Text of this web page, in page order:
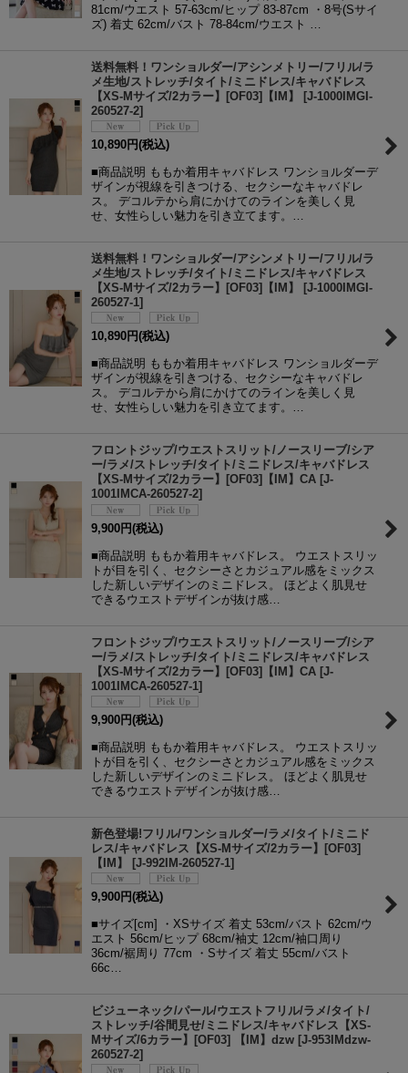
81cm/ウエスト 57-63cm/ヒップ 83-87cm ・8号(Sサイ
ズ) 着丈 62cm/バスト 78-84cm/ウエスト …
送料無料！ワンショルダー/アシンメトリー/フリル/ラ
メ生地/ストレッチ/タイト/ミニドレス/キャバドレス
【XS-Mサイズ/2カラー】[OF03]【IM】
[J-1000IMGI-
260527-2]
10,890 円(税込)
■商品説明 ももか着用キャバドレス ワンショルダーデ
ザインが視線を引きつける、セクシーなキャバドレ
ス。 デコルテから肩にかけてのラインを美しく見
せ、女性らしい魅力を引き立てます。…
送料無料！ワンショルダー/アシンメトリー/フリル/ラ
メ生地/ストレッチ/タイト/ミニドレス/キャバドレス
【XS-Mサイズ/2カラー】[OF03]【IM】
[J-1000IMGI-
260527-1]
10,890 円(税込)
■商品説明 ももか着用キャバドレス ワンショルダーデ
ザインが視線を引きつける、セクシーなキャバドレ
ス。 デコルテから肩にかけてのラインを美しく見
せ、女性らしい魅力を引き立てます。…
フロントジップ/ウエストスリット/ノースリーブ/シア
ー/ラメ/ストレッチ/タイト/ミニドレス/キャバドレス
【XS-Mサイズ/2カラー】[OF03]【IM】CA [J-
1001IMCA-260527-2]
9,900円(税込)
■商品説明 ももか着用キャバドレス。 ウエストスリッ
トが目を引く、セクシーさとカジュアル感をミックス
した新しいデザインのミニドレス。 ほどよく肌見せ
できるウエストデザインが抜け感…
フロントジップ/ウエストスリット/ノースリーブ/シア
ー/ラメ/ストレッチ/タイト/ミニドレス/キャバドレス
【XS-Mサイズ/2カラー】[OF03]【IM】CA [J-
1001IMCA-260527-1]
9,900円(税込)
■商品説明 ももか着用キャバドレス。 ウエストスリッ
トが目を引く、セクシーさとカジュアル感をミックス
した新しいデザインのミニドレス。 ほどよく肌見せ
できるウエストデザインが抜け感…
新色登場!フリル/ワンショルダー/ラメ/タイト/ミニド
レス/キャバドレス【XS-Mサイズ/2カラー】[OF03]
【IM】
[J-992IM-260527-1]
9,900円(税込)
■サイズ[cm] ・XSサイズ 着丈 53cm/バスト 62cm/ウ
エスト 56cm/ヒップ 68cm/袖丈 12cm/袖口周り
36cm/裾周り 77cm ・Sサイズ 着丈 55cm/バスト
66c…
ビジューネック/パール/ウエストフリル/ラメ/タイト/
ストレッチ/谷間見せ/ミニドレス/キャバドレス【XS-
Mサイズ/6カラー】[OF03] 【IM】dzw [J-953IMdzw-
260527-2]